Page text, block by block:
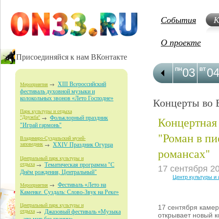
Присоединяйся к нам ВКонтакте
Мероприятия
XIII Всероссийский
фестиваль духовной музыки и
колокольных звонов «Лето Господне»
Парк культуры и отдыха
"Дружба"
Фольклорный праздник
"Играй гармонь"
Владимиро-Суздальский музей-
заповедник XXIV Праздник Огурца
Центральный парк культуры и
отдыха
Тематическая программа "С
Днём рождения, Центральный"
Мероприятия
Фестиваль «Лето на
Каменке. Суздаль: Слово-Звук на Реке»
Центральный парк культуры и
отдыха
Джазовый фестиваль «Музыка
События
О проекте
03
ПН 04
ВТ
Концерты во
"Роман в
романсах"
17 сентября
Центр культуры и
17 сентября
открывает новый